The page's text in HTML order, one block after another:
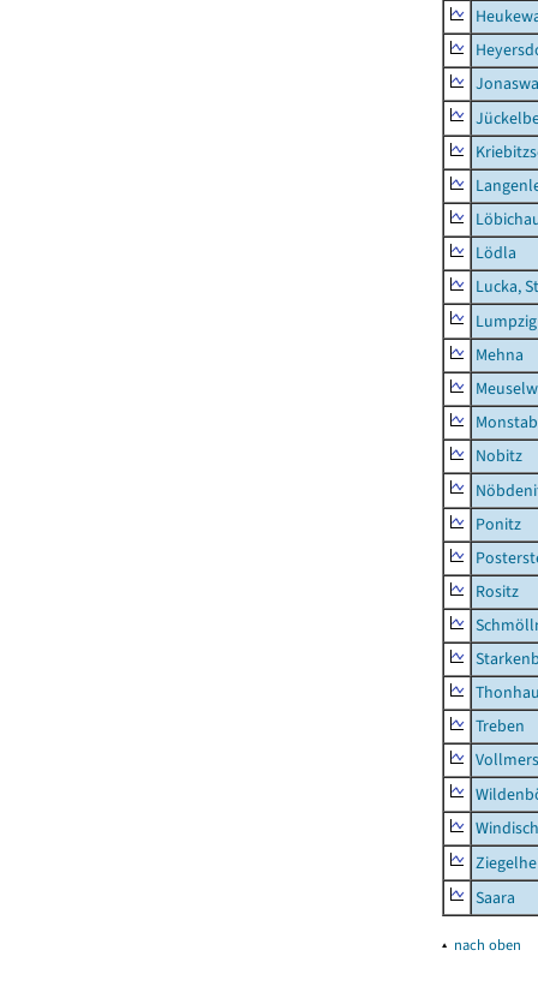
Lödla
Lucka,
Lumpzig
Mehna
Monstab
Nobitz
Ponitz
Rositz
Treben
Saara
▴ nach oben